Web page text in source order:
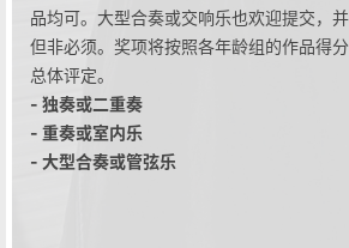
品均可。大型合奏或交响乐也欢迎提交，并
但非必须。奖项将按照各年龄组的作品得
总体评定。
- 独奏或二重奏
- 重奏或室内乐
- 大型合奏或管弦乐